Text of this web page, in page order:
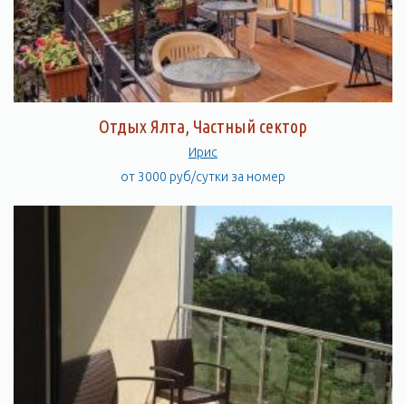
Отдых Ялта, Частный сектор
Ирис
от 3000 руб/сутки за номер